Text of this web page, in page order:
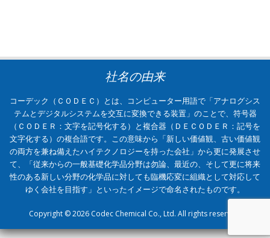
社名の由来
コーデック（ＣＯＤＥＣ）とは、コンピューター用語で「アナログシス
テムとデジタルシステムを交互に変換できる装置」のことで、符号器
（ＣＯＤＥＲ：文字を記号化する）と複合器（ＤＥＣＯＤＥＲ：記号を
文字化する）の複合語です。この意味から「新しい価値観、古い価値観
の両方を兼ね備えたハイテクノロジーを持った会社」から更に発展させ
て、「従来からの一般基礎化学品分野は勿論、最近の、そして更に将来
性のある新しい分野の化学品に対しても臨機応変に組織として対応して
ゆく会社を目指す」といったイメージで命名されたものです。
Copyright © 2026 Codec Chemical Co., Ltd. All rights reserved.